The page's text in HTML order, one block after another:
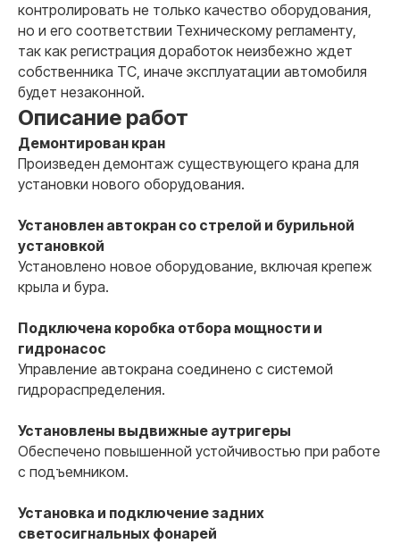
контролировать не только качество оборудования,
но и его соответствии Техническому регламенту,
так как регистрация доработок неизбежно ждет
собственника ТС, иначе эксплуатации автомобиля
будет незаконной.
Описание работ
Демонтирован кран
Произведен демонтаж существующего крана для
установки нового оборудования.
Установлен автокран со стрелой и бурильной
установкой
Установлено новое оборудование, включая крепеж
крыла и бура.
Подключена коробка отбора мощности и
гидронасос
Управление автокрана соединено с системой
гидрораспределения.
Установлены выдвижные аутригеры
Обеспечено повышенной устойчивостью при работе
с подъемником.
Установка и подключение задних
светосигнальных фонарей
Нашипреимущества
Договор с 100%
гарантиями заказчика
Работаем исключительно по договору. Если
мы не сможем вам помочь, то
гарантированно вернем деньги. Нам
доверяют крупные государственные
01
Оформляем даже самые
сложные переоборудования
Помогаем там, где другие отказывают. Работаем